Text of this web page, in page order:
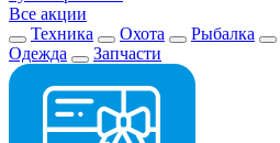
Все акции
Техника
Охота Рыбалка
Одежда
Запчасти